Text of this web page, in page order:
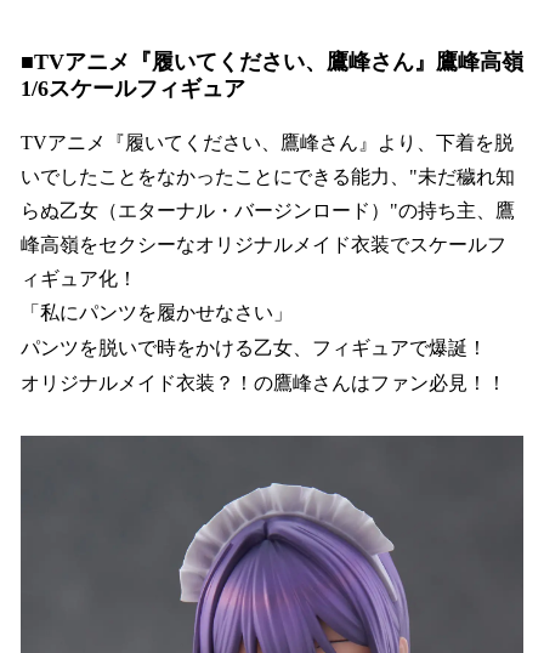
■TVアニメ『履いてください、鷹峰さん』鷹峰高嶺
1/6スケールフィギュア
TVアニメ『履いてください、鷹峰さん』より、下着を脱
いでしたことをなかったことにできる能力、"未だ穢れ知
らぬ乙女（エターナル・バージンロード）"の持ち主、鷹
峰高嶺をセクシーなオリジナルメイド衣装でスケールフ
ィギュア化！
「私にパンツを履かせなさい」
パンツを脱いで時をかける乙女、フィギュアで爆誕！
オリジナルメイド衣装？！の鷹峰さんはファン必見！！